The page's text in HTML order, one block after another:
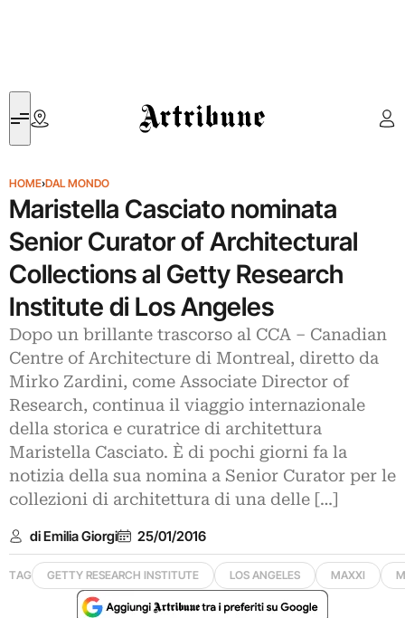
Artribune
HOME›DAL MONDO
Maristella Casciato nominata
Senior Curator of Architectural
Collections al Getty Research
Institute di Los Angeles
Dopo un brillante trascorso al CCA – Canadian
Centre of Architecture di Montreal, diretto da
Mirko Zardini, come Associate Director of
Research, continua il viaggio internazionale
della storica e curatrice di architettura
Maristella Casciato. È di pochi giorni fa la
notizia della sua nomina a Senior Curator per le
collezioni di architettura di una delle […]
di Emilia Giorgi 25/01/2016
TAG GETTY RESEARCH INSTITUTE LOS ANGELES MAXXI